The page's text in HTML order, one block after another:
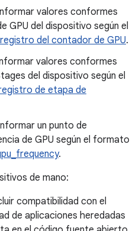
valores conformes
GPU del dispositivo según el
del contador de GPU.
valores conformes
del dispositivo según el
de etapa de
un punto de
de GPU según el formato
.
de mano:
compatibilidad con el
de aplicaciones heredadas